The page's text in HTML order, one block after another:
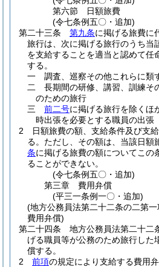
第六節
日額旅費
(令七条例五〇・追加)
第二十三条
第九条に掲げる旅費に
旅行は、次に掲げる旅行のうち当
を支給することを適当と認めて任
する。
一
調査、巡察その他これらに類
二
長期間の研修、講習、訓練そ
のための旅行
三
前二号に掲げる旅行を除くほ
時出張を必要とする職員の出張
2
日額旅費の額、支給条件及び支
る。 ただし、その額は、当該日額
条に掲げる旅費の額についてこの
ることができない。
(令七条例五〇・追加)
第三章
費用弁償
(平三一条例一〇・追加)
(地方公務員法第二十二条の二第
費用弁償)
第二十四条
地方公務員法第二十二
げる職員等が公務のため旅行した
償する。
2
前項の規定により支給する費用